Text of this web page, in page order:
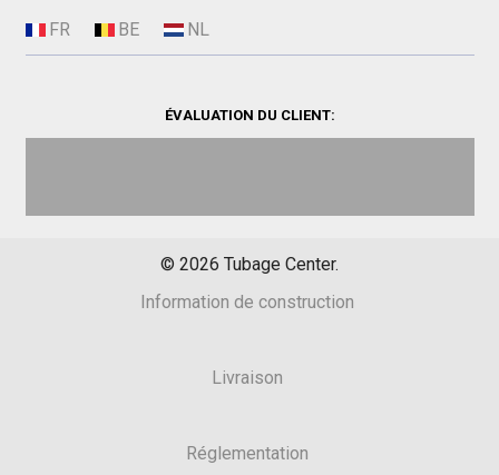
ÉVALUATION DU CLIENT:
© 2026 Tubage Center.
Information de construction
Livraison
Réglementation